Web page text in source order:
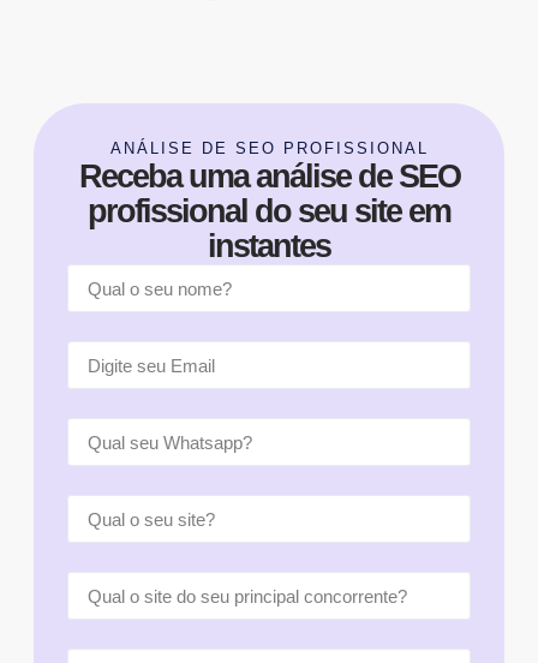
ANÁLISE DE SEO PROFISSIONAL
Receba uma análise de SEO
profissional do seu site em
instantes